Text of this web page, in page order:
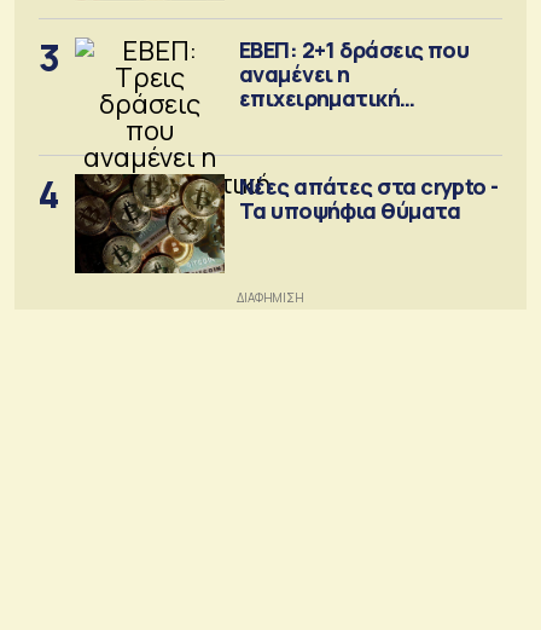
3
ΕΒΕΠ: 2+1 δράσεις που
αναμένει η
επιχειρηματική
4
Νέες απάτες στα crypto -
Τα υποψήφια θύματα